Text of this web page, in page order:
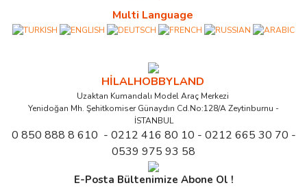
Multi Language
HİLALHOBBYLAND
Uzaktan Kumandalı Model Araç Merkezi
Yenidoğan Mh. Şehitkomiser Günaydın Cd.No:128/A Zeytinburnu -
İSTANBUL
0 850 888 8 610 - 0212 416 80 10 - 0212 665 30 70 -
0539 975 93 58
E-Posta Bültenimize Abone Ol !